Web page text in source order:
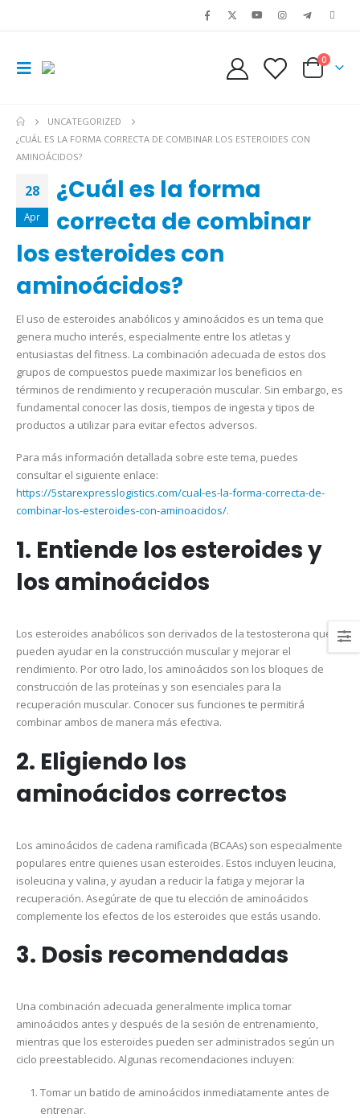
0
UNCATEGORIZED
¿CUÁL ES LA FORMA CORRECTA DE COMBINAR LOS ESTEROIDES CON
AMINOÁCIDOS?
28
Apr
¿Cuál es la forma
correcta de combinar
los esteroides con
aminoácidos?
El uso de esteroides anabólicos y aminoácidos es un tema que
genera mucho interés, especialmente entre los atletas y
entusiastas del fitness. La combinación adecuada de estos dos
grupos de compuestos puede maximizar los beneficios en
términos de rendimiento y recuperación muscular. Sin embargo, es
fundamental conocer las dosis, tiempos de ingesta y tipos de
productos a utilizar para evitar efectos adversos.
Para más información detallada sobre este tema, puedes
consultar el siguiente enlace:
https://5starexpresslogistics.com/cual-es-la-forma-correcta-de-
combinar-los-esteroides-con-aminoacidos/.
1. Entiende los esteroides y
los aminoácidos
Los esteroides anabólicos son derivados de la testosterona que
pueden ayudar en la construcción muscular y mejorar el
rendimiento. Por otro lado, los aminoácidos son los bloques de
construcción de las proteínas y son esenciales para la
recuperación muscular. Conocer sus funciones te permitirá
combinar ambos de manera más efectiva.
2. Eligiendo los
aminoácidos correctos
Los aminoácidos de cadena ramificada (BCAAs) son especialmente
populares entre quienes usan esteroides. Estos incluyen leucina,
isoleucina y valina, y ayudan a reducir la fatiga y mejorar la
recuperación. Asegúrate de que tu elección de aminoácidos
complemente los efectos de los esteroides que estás usando.
3. Dosis recomendadas
Una combinación adecuada generalmente implica tomar
aminoácidos antes y después de la sesión de entrenamiento,
mientras que los esteroides pueden ser administrados según un
ciclo preestablecido. Algunas recomendaciones incluyen:
Tomar un batido de aminoácidos inmediatamente antes de
entrenar.